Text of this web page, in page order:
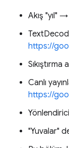
Akış "yıl" →
https://
Sıkıştırma
Canlı
https://
"Yuvalar"